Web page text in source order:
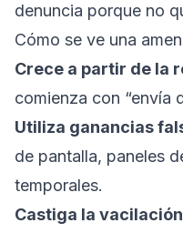
denuncia porque no
Cómo se ve una
Crece a partir de la
comienza con “envía
Utiliza ganancias
de pantalla, paneles
temporales.
Castiga la